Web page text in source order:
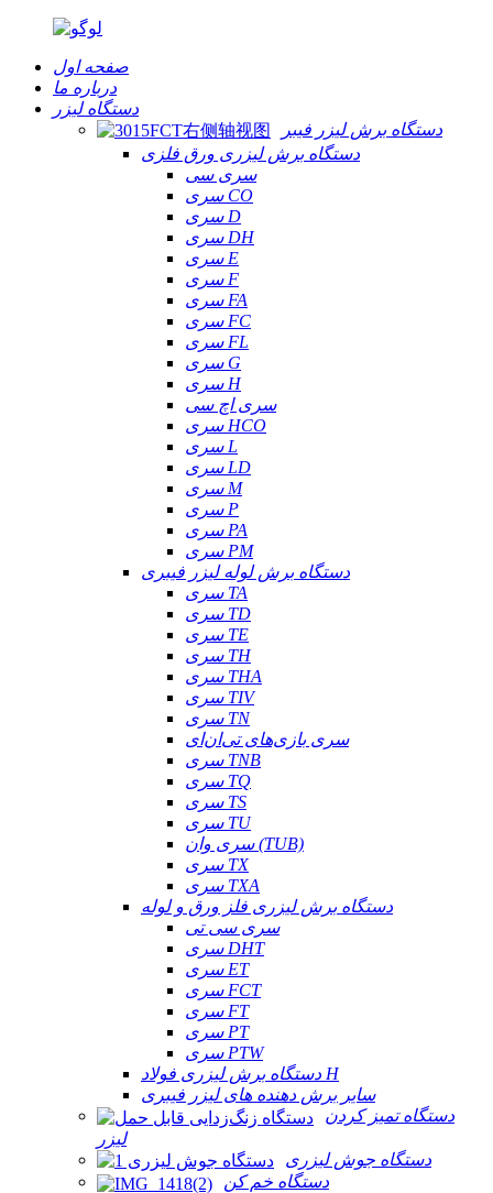
صفحه اول
درباره ما
دستگاه لیزر
دستگاه برش لیزر فیبر
دستگاه برش لیزری ورق فلزی
سری سی
سری CO
سری D
سری DH
سری E
سری F
سری FA
سری FC
سری FL
سری G
سری H
سری اچ سی
سری HCO
سری L
سری LD
سری M
سری P
سری PA
سری PM
دستگاه برش لوله لیزر فیبری
سری TA
سری TD
سری TE
سری TH
سری THA
سری TIV
سری TN
سری بازی‌های تی‌ان‌ای
سری TNB
سری TQ
سری TS
سری TU
سری وان (TUB)
سری TX
سری TXA
دستگاه برش لیزری فلز ورق و لوله
سری سی تی
سری DHT
سری ET
سری FCT
سری FT
سری PT
سری PTW
دستگاه برش لیزری فولاد H
سایر برش دهنده های لیزر فیبری
دستگاه تمیز کردن
لیزر
دستگاه جوش لیزری
دستگاه خم کن